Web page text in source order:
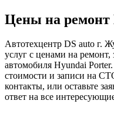
Цены на ремонт
Автотехцентр DS auto г.
услуг с ценами на ремонт,
автомобиля Hyundai
стоимости и записи на
контакты, или оставьте
ответ на все